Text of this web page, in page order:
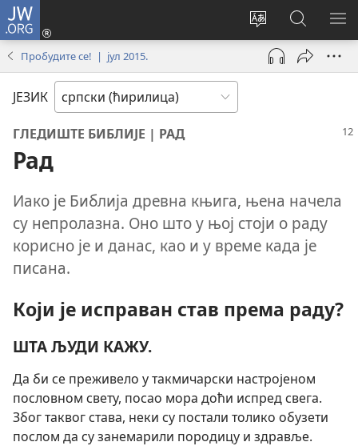
JW.ORG
Промени
језик
сајта
Пријава
(отвара
прозор)
Претрага
сајта
JW.ORG
Пробудите се! | јул 2015.
ЈЕЗИК
ГЛЕДИШТЕ БИБЛИЈЕ | РАД
Рад
Иако је Библија древна књига, њена начела
су непролазна. Оно што у њој стоји о раду
корисно је и данас, као и у време када је
писана.
Који је исправан став према раду?
ШТА ЉУДИ КАЖУ.
Да би се преживело у такмичарски настројеном
пословном свету, посао мора доћи испред свега.
Због таквог става, неки су постали толико обузети
послом да су занемарили породицу и здравље.